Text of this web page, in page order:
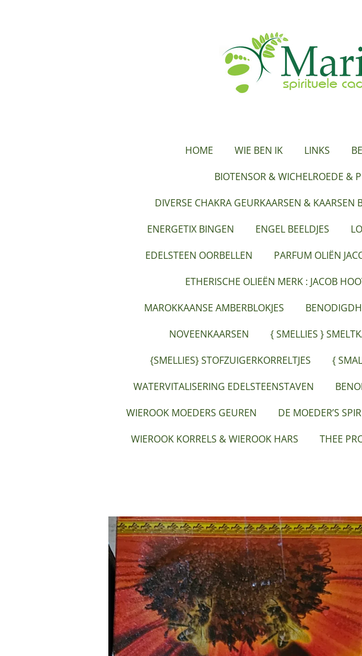
HOME WIE BEN IK LINKS
BIOTENSOR & WICHELROEDE &
DIVERSE CHAKRA GEURKAARSEN & KAARSEN
ENERGETIX BINGEN
ENGEL BEELDJES
EDELSTEEN OORBELLEN
PARFUM OLIËN
ETHERISCHE OLIEËN MERK : JACOB
MAROKKAANSE AMBERBLOKJES
NOVEENKAARSEN
{ SMELLIES }
{SMELLIES} STOFZUIGERKORRELTJES
{
WATERVITALISERING EDELSTEENSTAVEN
WIEROOK MOEDERS GEUREN
DE MOEDER’S
WIEROOK KORRELS & WIEROOK HARS
THEE